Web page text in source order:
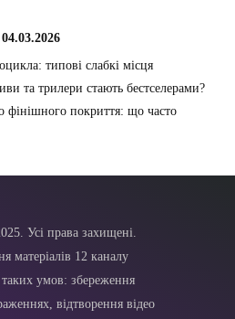
04.03.2026
типові слабкі місця
та трилери стають бестселерами?
фінішного покриття: що часто
Усі права захищені.
матеріалів 12 каналу
таких умов: збереження
відтворення відео